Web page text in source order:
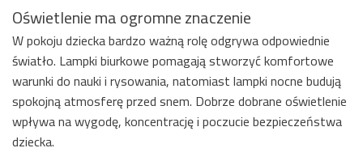
Oświetlenie ma ogromne znaczenie
W pokoju dziecka bardzo ważną rolę odgrywa odpowiednie
światło. Lampki biurkowe pomagają stworzyć komfortowe
warunki do nauki i rysowania, natomiast lampki nocne budują
spokojną atmosferę przed snem. Dobrze dobrane oświetlenie
wpływa na wygodę, koncentrację i poczucie bezpieczeństwa
dziecka.